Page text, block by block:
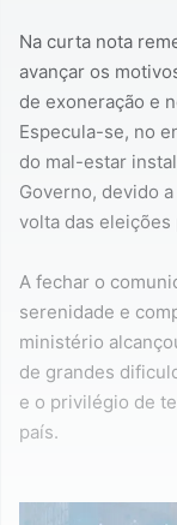
Na curta nota
avançar os
de exoneração e
Especula-se, no
do mal-estar
Governo, devido
volta das
A fechar o
serenidade e
ministério
de grandes
e o privilégio de
país.